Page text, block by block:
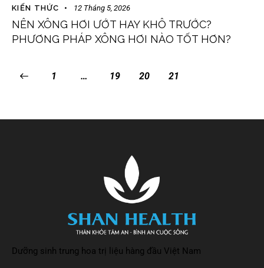
KIẾN THỨC 12 Tháng 5, 2026
NÊN XÔNG HƠI ƯỚT HAY KHÔ TRƯỚC?
PHƯƠNG PHÁP XÔNG HƠI NÀO TỐT HƠN?
1 … 19 20 21
Dưỡng sinh trung hoa trị liệu hàng đầu Việt Nam